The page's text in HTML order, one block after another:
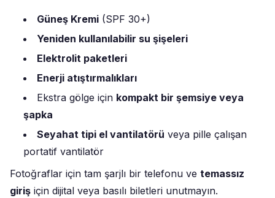
Güneş Kremi (SPF 30+)
Yeniden kullanılabilir su şişeleri
Elektrolit paketleri
Enerji atıştırmalıkları
Ekstra gölge için kompakt bir şemsiye veya
şapka
Seyahat tipi el vantilatörü veya pille çalışan
portatif vantilatör
Fotoğraflar için tam şarjlı bir telefonu ve temassız
giriş için dijital veya basılı biletleri unutmayın.